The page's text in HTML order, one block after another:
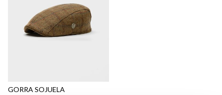
GORRA SOJUELA